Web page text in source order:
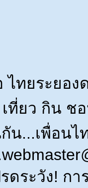
ทยระยอง
ที่ยว กิน ช
กัน...เพื่อน
ดระวัง! ก